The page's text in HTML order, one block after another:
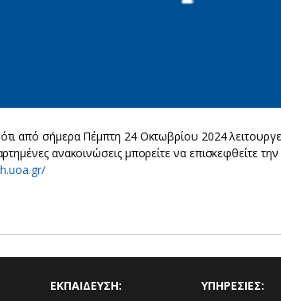
από σήμερα Πέμπτη 24 Οκτωβρίου 2024
ανακοινώσεις μπορείτε να επισκεφθείτε
ΕΚΠΑΙΔΕΥΣΗ: ΥΠΗΡΕΣΙΕΣ: